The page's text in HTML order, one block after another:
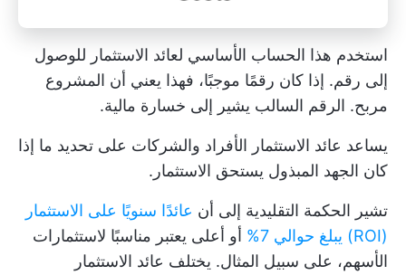
استخدم هذا الحساب الأساسي لعائد الاستثمار للوصول
إلى رقم. إذا كان رقمًا موجبًا، فهذا يعني أن المشروع
مربح. الرقم السالب يشير إلى خسارة مالية.
يساعد عائد الاستثمار الأفراد والشركات على تحديد ما إذا
كان الجهد المبذول يستحق الاستثمار.
تشير الحكمة التقليدية إلى أن عائدًا سنويًا على الاستثمار
(ROI) يبلغ حوالي 7%
أو أعلى يعتبر مناسبًا لاستثمارات
الأسهم، على سبيل المثال. يختلف عائد الاستثمار